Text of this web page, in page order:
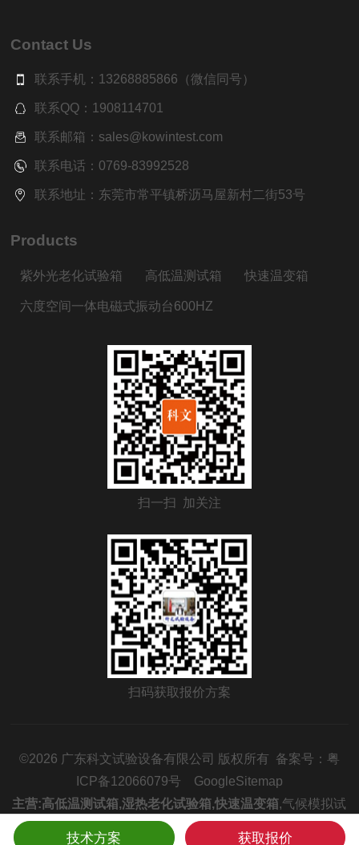
Contact Us
联系手机：13268885866（微信同号）
联系QQ：1908114701
联系邮箱：sales@kowintest.com
联系电话：0769-83992528
联系地址：东莞市常平镇桥沥马屋新村二街53号
Products
紫外光老化试验箱 高低温测试箱 快速温变箱
六度空间一体电磁式振动台600HZ
扫一扫 加关注
扫码获取报价方案
©2026 广东科文试验设备有限公司 版权所有 备案号： 粤
ICP备12066079号
GoogleSitemap
主营:高低温测试箱,湿热老化试验箱,快速温变箱,气候模拟试
冷热冲击箱 温度循环试验箱
技术方案 获取报价